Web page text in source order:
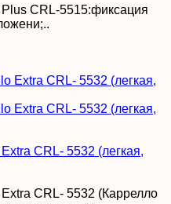
CRL-5515:фиксация
CRL- 5532 (легкая,
CRL- 5532 (Каррелло